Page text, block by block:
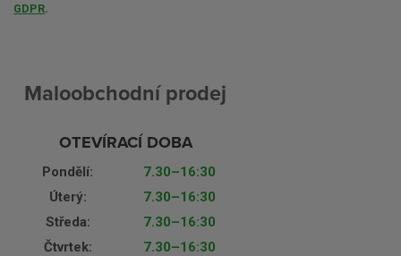
GDPR
Maloobchodní prodej
OTEVÍRACÍ DOBA
Pondělí:
7.30–16:30
Úterý:
7.30–16:30
Středa:
7.30–16:30
Čtvrtek:
7.30–16:30